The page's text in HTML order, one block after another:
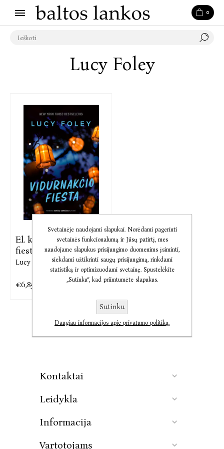
0
Lucy Foley
El. knyga Vidurnakčio
fiesta
Lucy Foley
€6,85
Kontaktai
Leidykla
Informacija
Vartotojams
Svetainėje naudojami slapukai. Norėdami pagerinti
svetainės funkcionalumą ir Jūsų patirtį, mes
naudojame slapukus prisijungimo duomenims įsiminti,
siekdami užtikrinti saugų prisijungimą, rinkdami
statistiką ir optimizuodami svetainę. Spustelėkite
„Sutinku“, kad priimtumėte slapukus.
Sutinku
Daugiau informacijos apie privatumo politiką.